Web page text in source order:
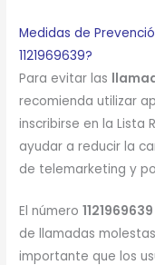
Medidas de
1121969639?
Para evitar las
recomienda utilizar
inscribirse en la Lista
ayudar a reducir la
de telemarketing y
El número1121969639
de llamadas
importante que los